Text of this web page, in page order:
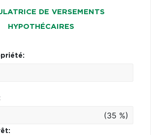
DE VERSEMENTS
HYPOTHÉCAIRES
(35 %)